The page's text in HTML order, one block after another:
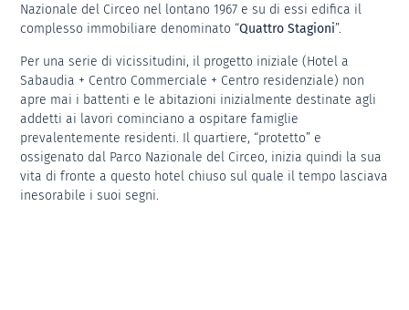
Nazionale del Circeo nel lontano 1967 e su di essi edifica il
complesso immobiliare denominato “Quattro Stagioni”.
Per una serie di vicissitudini, il progetto iniziale (Hotel a
Sabaudia + Centro Commerciale + Centro residenziale) non
apre mai i battenti e le abitazioni inizialmente destinate agli
addetti ai lavori cominciano a ospitare famiglie
prevalentemente residenti. Il quartiere, “protetto” e
ossigenato dal Parco Nazionale del Circeo, inizia quindi la sua
vita di fronte a questo hotel chiuso sul quale il tempo lasciava
inesorabile i suoi segni.